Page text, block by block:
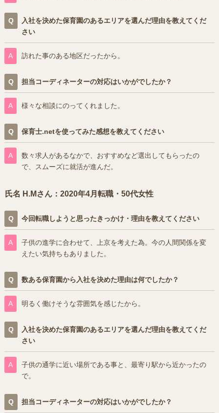
入社を決めた保育園のあるエリアを選んだ理由を教えてくだ
さい
訪れた事のある地区だったから。
担当コーディネーターの対応はいかがでしたか？
様々な相談にのってくれました。
保育士.netを使ってみた感想を教えてください
数々求人があるなかで、おすすめなど選出してもらったの
で、スムーズに就活が進んだ。
氏名 H.Mさん：2020年4月転職・50代女性
今回転職しようと思ったきっかけ・理由を教えてください
子供の進学に合わせて、上京を考えた為。今の人間関係を変
えたい気持ちもありました。
数ある保育園から入社を決めた理由は何でしたか？
明るく働けそうな雰囲気を感じたから。
入社を決めた保育園のあるエリアを選んだ理由を教えてくだ
さい
子供の通学に近い場所である事と、最寄り駅から近かったの
で。
担当コーディネーターの対応はいかがでしたか？